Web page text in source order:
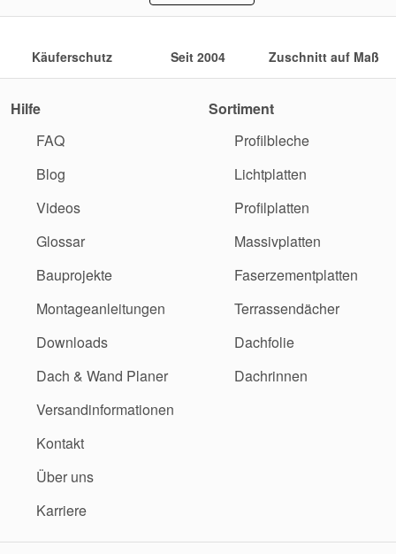
Käuferschutz Seit 2004 Zuschnitt auf Maß
Hilfe
FAQ
Blog
Videos
Glossar
Bauprojekte
Montageanleitungen
Downloads
Dach & Wand Planer
Versandinformationen
Kontakt
Über uns
Karriere
Sortiment
Profilbleche
Lichtplatten
Profilplatten
Massivplatten
Faserzementplatten
Terrassendächer
Dachfolie
Dachrinnen